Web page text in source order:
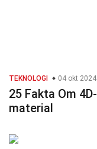
TEKNOLOGI 04 okt 2024
25 Fakta Om 4D-
material